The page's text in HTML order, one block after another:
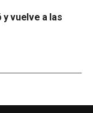
vuelve a las